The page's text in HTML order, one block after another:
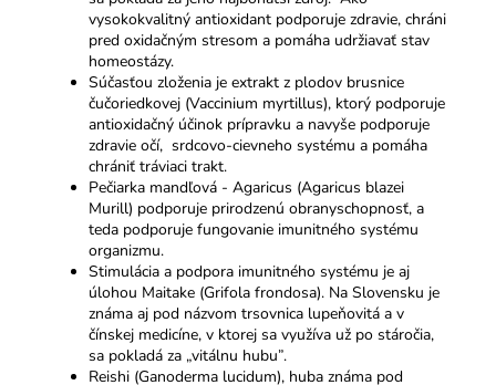
vysokokvalitný antioxidant podporuje zdravie, chráni
pred oxidačným stresom a pomáha udržiavať stav
homeostázy.
Súčasťou zloženia je extrakt z plodov brusnice
čučoriedkovej (Vaccinium myrtillus), ktorý podporuje
antioxidačný účinok prípravku a navyše podporuje
zdravie očí, srdcovo-cievneho systému a pomáha
chrániť tráviaci trakt.
Pečiarka mandľová - Agaricus (Agaricus blazei
Murill) podporuje prirodzenú obranyschopnosť, a
teda podporuje fungovanie imunitného systému
organizmu.
Stimulácia a podpora imunitného systému je aj
úlohou Maitake (Grifola frondosa). Na Slovensku je
známa aj pod názvom trsovnica lupeňovitá a v
čínskej medicíne, v ktorej sa využíva už po stáročia,
sa pokladá za „vitálnu hubu”.
Reishi (Ganoderma lucidum), huba známa pod